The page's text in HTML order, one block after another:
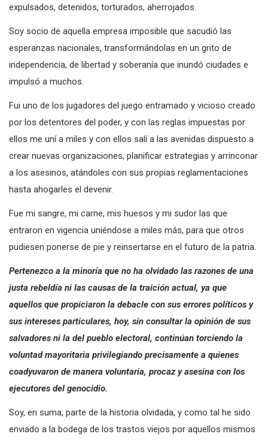
expulsados, detenidos, torturados, aherrojados.
Soy socio de aquella empresa imposible que sacudió las
esperanzas nacionales, transformándolas en un grito de
independencia, de libertad y soberanía que inundó ciudades e
impulsó a muchos.
Fui uno de los jugadores del juego entramado y vicioso creado
por los detentores del poder, y con las reglas impuestas por
ellos me uní a miles y con ellos salí a las avenidas dispuesto a
crear nuevas organizaciones, planificar estrategias y arrinconar
a los asesinos, atándoles con sus propias reglamentaciones
hasta ahogarles el devenir.
Fue mi sangre, mi carne, mis huesos y mi sudor las que
entraron en vigencia uniéndose a miles más, para que otros
pudiesen ponerse de pie y reinsertarse en el futuro de la patria.
Pertenezco a la minoría que no ha olvidado las razones de una
justa rebeldía ni las causas de la traición actual, ya que
aquellos que propiciaron la debacle con sus errores políticos y
sus intereses particulares, hoy, sin consultar la opinión de sus
salvadores ni la del pueblo electoral, continúan torciendo la
voluntad mayoritaria privilegiando precisamente a quienes
coadyuvaron de manera voluntaria, procaz y asesina con los
ejecutores del genocidio.
Soy, en suma, parte de la historia olvidada, y como tal he sido
enviado a la bodega de los trastos viejos por aquellos mismos